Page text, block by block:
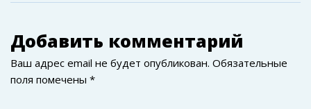
Добавить комментарий
Ваш адрес email не будет опубликован. Обязательные
поля помечены *